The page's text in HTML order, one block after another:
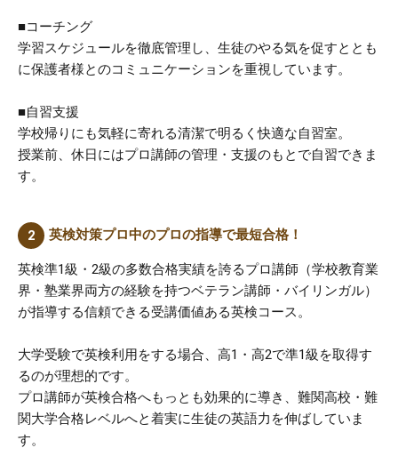
■コーチング
学習スケジュールを徹底管理し、生徒のやる気を促すととも
に保護者様とのコミュニケーションを重視しています。
■自習支援
学校帰りにも気軽に寄れる清潔で明るく快適な自習室。
授業前、休日にはプロ講師の管理・支援のもとで自習できま
す。
英検対策プロ中のプロの指導で最短合格！
英検準1級・2級の多数合格実績を誇るプロ講師（学校教育業
界・塾業界両方の経験を持つベテラン講師・バイリンガル）
が指導する信頼できる受講価値ある英検コース。
大学受験で英検利用をする場合、高1・高2で準1級を取得す
るのが理想的です。
プロ講師が英検合格へもっとも効果的に導き、難関高校・難
関大学合格レベルへと着実に生徒の英語力を伸ばしていま
す。